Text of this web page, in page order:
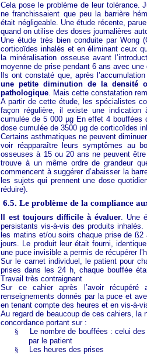
Cela pose le problème de leur tolérance.
ne franchissaient que peu la barrière
était négligeable. Une étude récente,
quand on utilise des doses journalières
Une étude très bien conduite par
corticoïdes inhalés et en éliminant ceux
la minéralisation osseuse avant
moyenne de prise pendant 6 ans avec
Ils ont constaté que, après
une petite diminution de la densité
pathologique. Mais cette constatation
A partir de cette étude, les spécialistes
façon régulière, il existe une indication
cumulée de 5 000 µg En effet 4 bouffées
dose cumulée de 3500 µg de corticoïdes
Certains asthmatiques ne peuvent
voir réapparaître leurs symptômes au
osseuses à 15 ou 20 ans ne peuvent
trouve à un même ordre de grandeur
commencent à suggérer d’abaisser la
les sujets qui prennent une dose
réduire).
6.5. Le problème de la compliance
Il est toujours difficile à évaluer. Une
persistants vis-à-vis des produits
les matins et/ou soirs chaque prise de
jours. Le produit leur était fourni,
une puce invisible a permis de récupérer
Sur le carnet individuel, le patient pour
prises dans les 24 h, chaque bouffée
Travail très contraignant
Sur ce cahier après l’avoir
renseignements donnés par la puce et
en tenant compte des heures et en vis-à-
Au regard de beaucoup de ces cahiers, la
concordance portant sur :
§
Le nombre de bouffées : celui
par le patient
§
Les heures des prises